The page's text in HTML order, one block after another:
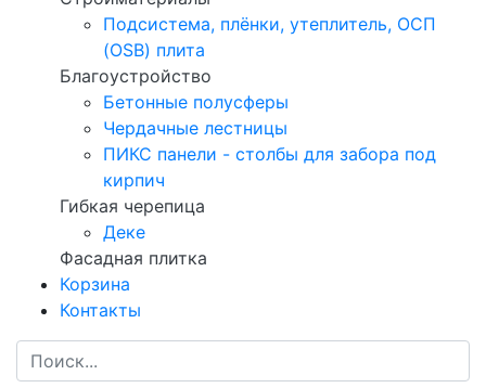
Подсистема, плёнки, утеплитель, ОСП
(OSB) плита
Благоустройство
Бетонные полусферы
Чердачные лестницы
ПИКС панели - столбы для забора под
кирпич
Гибкая черепица
Деке
Фасадная плитка
Корзина
Контакты